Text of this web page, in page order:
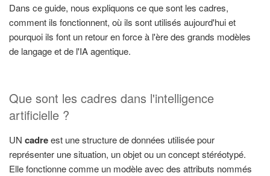
Dans ce guide, nous expliquons ce que sont les cadres,
comment ils fonctionnent, où ils sont utilisés aujourd'hui et
pourquoi ils font un retour en force à l'ère des grands modèles
de langage et de l'IA agentique.
Que sont les cadres dans l'intelligence
artificielle ?
UN cadreest une structure de données utilisée pour
représenter une situation, un objet ou un concept stéréotypé.
Elle fonctionne comme un modèle avec des attributs nommés